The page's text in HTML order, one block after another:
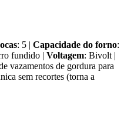
: 5 | Capacidade do forno:
fundido | Voltagem: Bivolt |
vazamentos de gordura para
sem recortes (torna a